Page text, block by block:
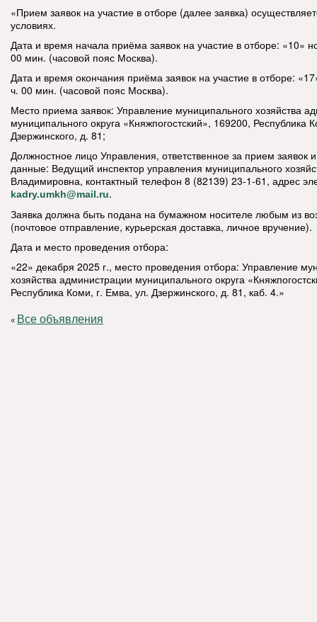
«Прием заявок на участие в отборе (далее заявка)
условиях.
Дата и время начала приёма заявок на участие в отборе: «10»
00 мин. (часовой пояс Москва).
Дата и время окончания приёма заявок на участие в отборе:
ч. 00 мин. (часовой пояс Москва).
Место приема заявок: Управление муниципального хозяйства
муниципального округа «Княжпогостский», 169200, Республика
Дзержинского, д. 81;
Должностное лицо Управления, ответственное за прием заявок
данные: Ведущий инспектор управления муниципального
Владимировна, контактный телефон 8 (82139) 23-1-61, адрес
kadry.umkh@mail.ru.
Заявка должна быть подана на бумажном носителе любым из
(почтовое отправление, курьерская доставка, личное вручение).
Дата и место проведения отбора:
«22» декабря 2025 г., место проведения отбора: Управление
хозяйства администрации муниципального округа
Республика Коми, г. Емва, ул. Дзержинского, д. 81, каб. 4.»
« Все объявления